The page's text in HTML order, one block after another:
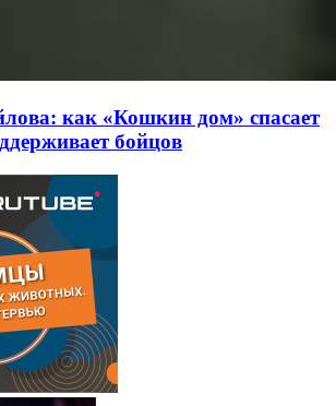
как «Кошкин дом» спасает
бойцов